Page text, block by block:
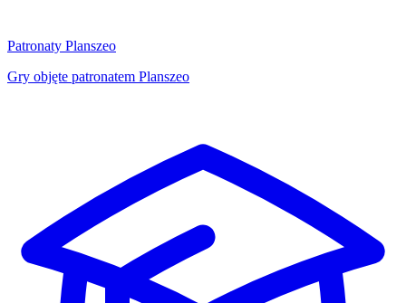
Patronaty Planszeo
Gry objęte patronatem Planszeo